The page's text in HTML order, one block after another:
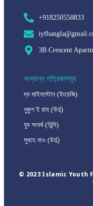
+918250558833
3B Crescent
অন্যান্য পত্রিকাসমূহ
দ্য মাইলস্টোন (ইংরেজি)
নুকুশ ই রাহ (উর্দু)
যুব সংঘর্ষ (হিন্দি)
সুবহে নাও (উর্দু)
© 2023 Islamic Youth